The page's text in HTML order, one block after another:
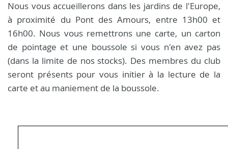
Nous vous accueillerons dans les jardins de l'Europe,
à proximité du Pont des Amours, entre 13h00 et
16h00. Nous vous remettrons une carte, un carton
de pointage et une boussole si vous n'en avez pas
(dans la limite de nos stocks). Des membres du club
seront présents pour vous initier à la lecture de la
carte et au maniement de la boussole.